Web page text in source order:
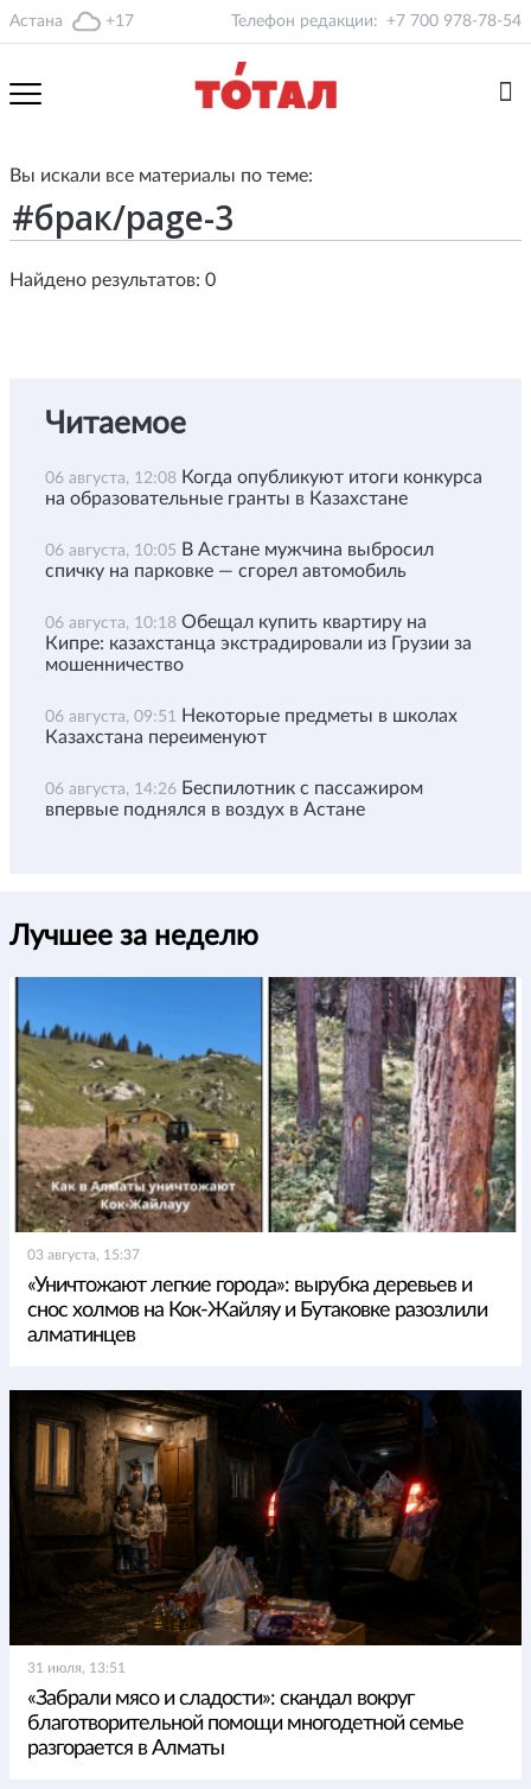
Астана +17 Телефон редакции: +7 700 978-78-54
Вы искали все материалы по теме:
Найдено результатов: 0
Читаемое
06 августа, 12:08 Когда опубликуют итоги конкурса
на образовательные гранты в Казахстане
06 августа, 10:05 В Астане мужчина выбросил
спичку на парковке — сгорел автомобиль
06 августа, 10:18 Обещал купить квартиру на
Кипре: казахстанца экстрадировали из Грузии за
мошенничество
06 августа, 09:51 Некоторые предметы в школах
Казахстана переименуют
06 августа, 14:26 Беспилотник с пассажиром
впервые поднялся в воздух в Астане
Лучшее за неделю
03 августа, 15:37
«Уничтожают легкие города»: вырубка деревьев и
снос холмов на Кок-Жайляу и Бутаковке разозлили
алматинцев
31 июля, 13:51
«Забрали мясо и сладости»: скандал вокруг
благотворительной помощи многодетной семье
разгорается в Алматы